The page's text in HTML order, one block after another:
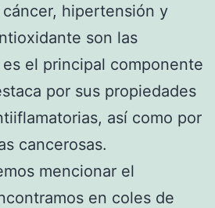
hipertensión y
son las
el principal componente
por sus propiedades
así como por
cancerosas.
mencionar el
en coles de